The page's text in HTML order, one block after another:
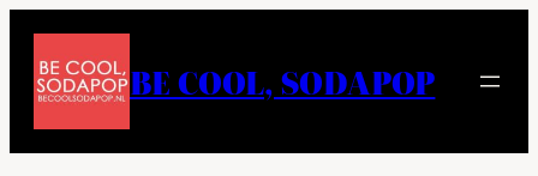
naar
inhoud
BE COOL, SODAPOP